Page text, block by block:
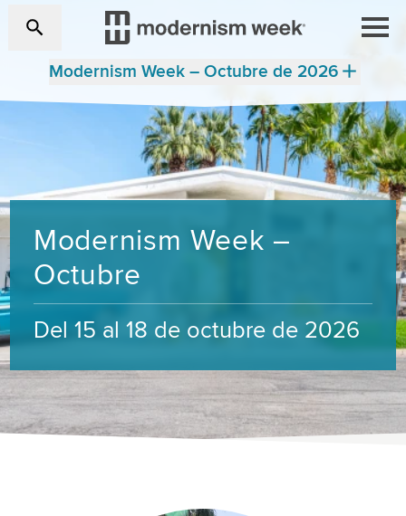
Modernism Week – Octubre de 2026
Modernism Week –
Octubre
Del 15 al 18 de octubre de 2026